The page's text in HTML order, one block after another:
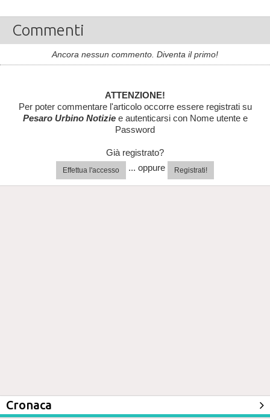
Commenti
Ancora nessun commento. Diventa il primo!
ATTENZIONE!
Per poter commentare l'articolo occorre essere registrati su
Pesaro Urbino Notiziee autenticarsi con Nome utente e
Password
Già registrato?
Effettua l'accesso ... oppure Registrati!
Cronaca